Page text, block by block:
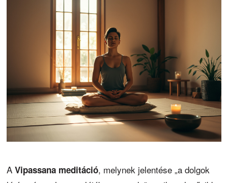
AVipassana meditáció, melynek jelentése „a dolgok